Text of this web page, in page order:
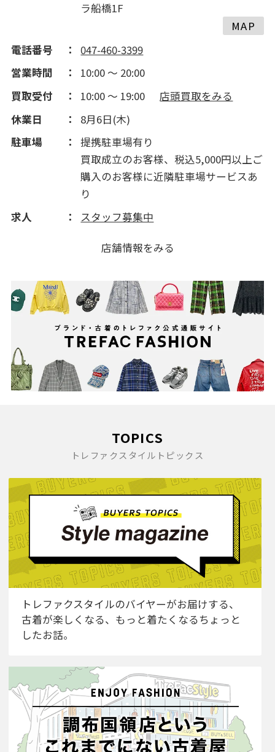
2012(264)
2011(142)
ラ船橋1F
MAP
電話番号
047-460-3399
営業時間
10:00 ～ 20:00
買取受付
10:00 ～ 19:00
店頭買取をみる
休業日
8月6日(木)
駐車場
提携駐車場有り
買取成立のお客様、税込5,000円以上ご
購入のお客様に近隣駐車場サービスあ
り
求人
スタッフ募集中
店舗情報をみる
TOPICS
トレファクスタイルトピックス
トレファクスタイルのバイヤーがお届けする、
古着が楽しくなる、もっと着たくなるちょっと
したお話。